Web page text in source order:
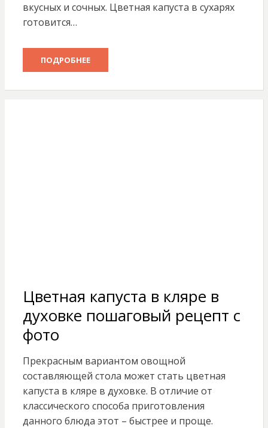
вкусных и сочных. Цветная капуста в сухарях
готовится…
ПОДРОБНЕЕ
Цветная капуста в кляре в
духовке пошаговый рецепт с
фото
Прекрасным вариантом овощной
составляющей стола может стать цветная
капуста в кляре в духовке. В отличие от
классического способа приготовления
данного блюда этот – быстрее и проще.